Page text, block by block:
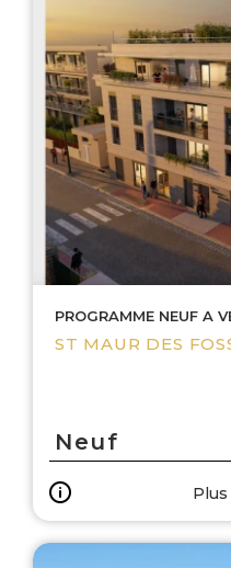
PROGRAMME NEUF A
ST MAUR DES
Neuf